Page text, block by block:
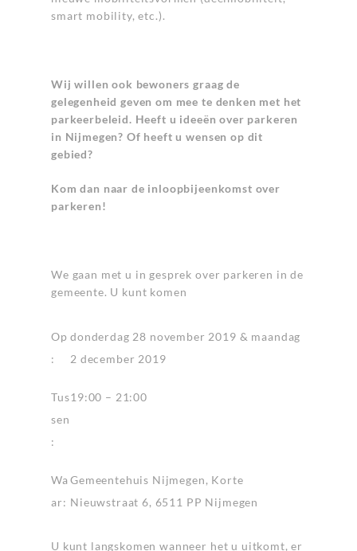
smart mobility, etc.).
Wij willen ook bewoners graag de
gelegenheid geven om mee te denken met het
parkeerbeleid. Heeft u ideeën over parkeren
in Nijmegen? Of heeft u wensen op dit
gebied?
Kom dan naar de inloopbijeenkomst over
parkeren!
We gaan met u in gesprek over parkeren in de
gemeente. U kunt komen
Op
:
donderdag 28 november 2019 & maandag
2 december 2019
Tus
sen
:
19:00 – 21:00
Wa
ar:
Gemeentehuis Nijmegen, Korte
Nieuwstraat 6, 6511 PP Nijmegen
U kunt langskomen wanneer het u uitkomt, er